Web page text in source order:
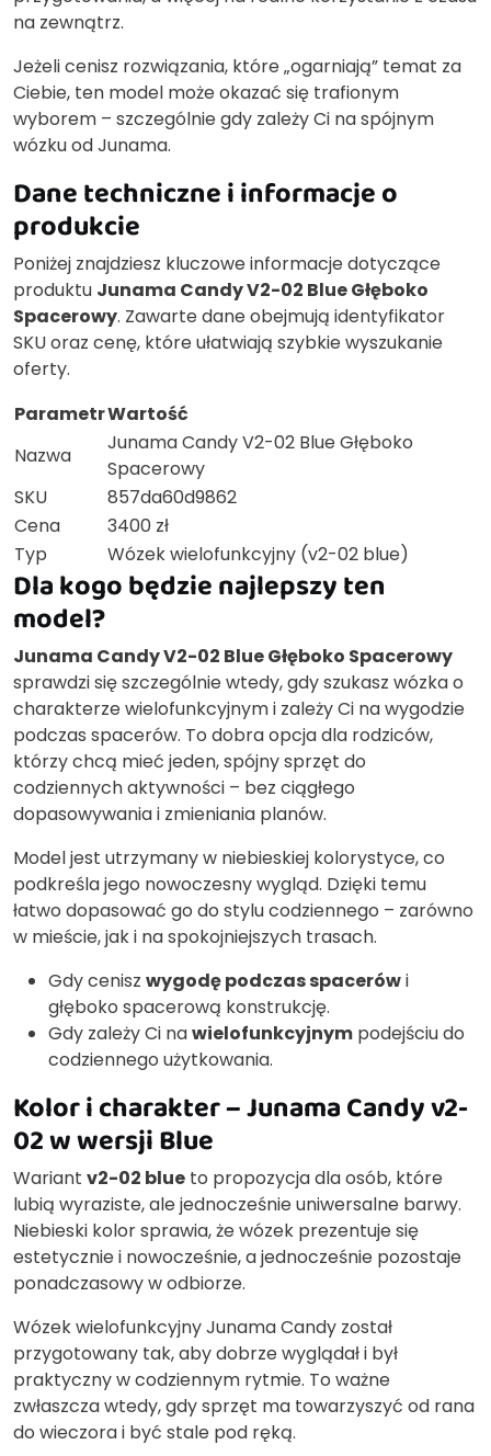
na zewnątrz.
Jeżeli cenisz rozwiązania, które „ogarniają” temat za
Ciebie, ten model może okazać się trafionym
wyborem – szczególnie gdy zależy Ci na spójnym
wózku od Junama.
Dane techniczne i informacje o
produkcie
Poniżej znajdziesz kluczowe informacje dotyczące
produktu Junama Candy V2-02 Blue Głęboko
Spacerowy. Zawarte dane obejmują identyfikator
SKU oraz cenę, które ułatwiają szybkie wyszukanie
oferty.
ParametrWartość
Nazwa
Junama Candy V2-02 Blue Głęboko
Spacerowy
SKU
857da60d9862
Cena
3400 zł
Typ
Wózek wielofunkcyjny (v2-02 blue)
Dla kogo będzie najlepszy ten
model?
Junama Candy V2-02 Blue Głęboko Spacerowy
sprawdzi się szczególnie wtedy, gdy szukasz wózka o
charakterze wielofunkcyjnym i zależy Ci na wygodzie
podczas spacerów. To dobra opcja dla rodziców,
którzy chcą mieć jeden, spójny sprzęt do
codziennych aktywności – bez ciągłego
dopasowywania i zmieniania planów.
Model jest utrzymany w niebieskiej kolorystyce, co
podkreśla jego nowoczesny wygląd. Dzięki temu
łatwo dopasować go do stylu codziennego – zarówno
w mieście, jak i na spokojniejszych trasach.
Gdy cenisz wygodę podczas spacerówi
głęboko spacerową konstrukcję.
Gdy zależy Ci nawielofunkcyjnym podejściu do
codziennego użytkowania.
Kolor i charakter – Junama Candy v2-
02 w wersji Blue
Wariant v2-02 blue to propozycja dla osób, które
lubią wyraziste, ale jednocześnie uniwersalne barwy.
Niebieski kolor sprawia, że wózek prezentuje się
estetycznie i nowocześnie, a jednocześnie pozostaje
ponadczasowy w odbiorze.
Wózek wielofunkcyjny Junama Candy został
przygotowany tak, aby dobrze wyglądał i był
praktyczny w codziennym rytmie. To ważne
zwłaszcza wtedy, gdy sprzęt ma towarzyszyć od rana
do wieczora i być stale pod ręką.